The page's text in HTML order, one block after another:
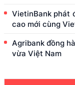
VietinBank phát
cao mới cùng
Agribank đồng
vừa Việt Nam